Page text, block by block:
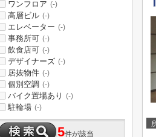
ワンフロア (-)
高層ビル (-)
エレベーター (-)
事務所可 (-)
飲食店可 (-)
デザイナーズ (-)
居抜物件 (-)
個別空調 (-)
バイク置場あり (-)
駐輪場 (-)
5件が該当